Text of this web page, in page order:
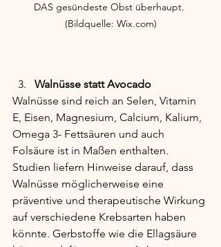
DAS gesündeste Obst überhaupt.
(Bildquelle: Wix.com)
Walnüsse statt Avocado
Walnüsse sind reich an Selen, Vitamin
E, Eisen, Magnesium, Calcium, Kalium,
Omega 3- Fettsäuren und auch
Folsäure ist in Maßen enthalten.
Studien liefern Hinweise darauf, dass
Walnüsse möglicherweise eine
präventive und therapeutische Wirkung
auf verschiedene Krebsarten haben
könnte. Gerbstoffe wie die Ellagsäure